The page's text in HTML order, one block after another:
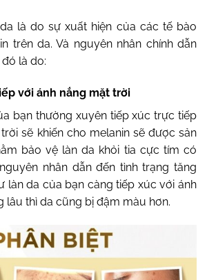
là do sự xuất hiện của các tế bào
trên da. Và nguyên nhân chính dẫn
là do:
với ánh nắng mặt trời
bạn thường xuyên tiếp xúc trực tiếp
sẽ khiến cho melanin sẽ được sản
bảo vệ làn da khỏi tia cực tím có
nhân dẫn đến tình trạng tăng
làn da của bạn càng tiếp xúc với ánh
lâu thì da cũng bị đậm màu hơn.